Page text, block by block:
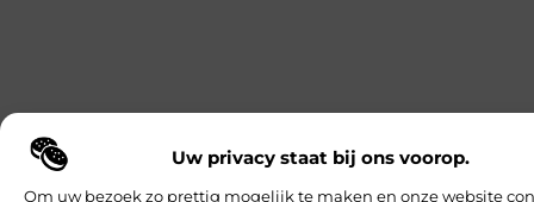
Uw privacy staat bij ons voorop.
Om uw bezoek zo prettig mogelijk te maken en onze website